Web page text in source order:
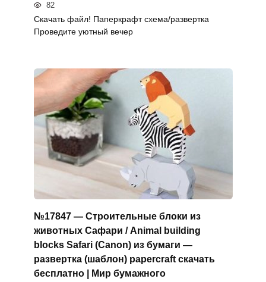
82
Скачать файл! Паперкрафт схема/развертка
Проведите уютный вечер
№17847 — Строительные блоки из
животных Сафари / Animal building
blocks Safari (Canon) из бумаги —
развертка (шаблон) papercraft скачать
бесплатно | Мир бумажного